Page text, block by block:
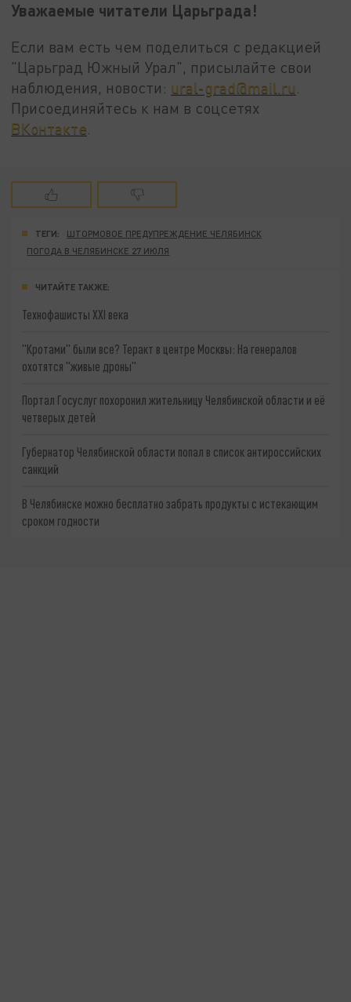
Уважаемые читатели Царьграда!
Если вам есть чем поделиться с редакцией
"Царьград Южный Урал", присылайте свои
наблюдения, новости: ural-grad@mail.ru
Присоединяйтесь к нам в соцсетях
ВКонтакте
ТЕГИ:
ШТОРМОВОЕ ПРЕДУПРЕЖДЕНИЕ ЧЕЛЯБИНСК
ПОГОДА В ЧЕЛЯБИНСКЕ 27 ИЮЛЯ
ЧИТАЙТЕ ТАКЖЕ:
Технофашисты XXI века
"Кротами" были все? Теракт в центре Москвы: На генералов
охотятся "живые дроны"
Портал Госуслуг похоронил жительницу Челябинской области и её
четверых детей
Губернатор Челябинской области попал в список антироссийских
санкций
В Челябинске можно бесплатно забрать продукты с истекающим
сроком годности